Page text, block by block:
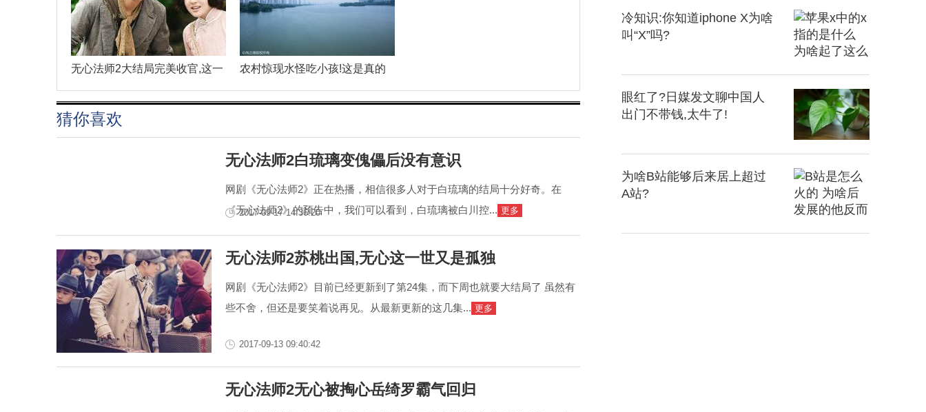
无心法师2大结局完美收官,这一 农村惊现水怪吃小孩!这是真的
猜你喜欢
无心法师2白琉璃变傀儡后没有意识
网剧《无心法师2》正在热播，相信很多人对于白琉璃的结局十分好奇。在
《无心法师2》的预告中，我们可以看到，白琉璃被白川控... 更多
2017-09-17 14:36:20
无心法师2苏桃出国,无心这一世又是孤独
网剧《无心法师2》目前已经更新到了第24集，而下周也就要大结局了 虽然有
些不舍，但还是要笑着说再见。从最新更新的这几集... 更多
2017-09-13 09:40:42
无心法师2无心被掏心岳绮罗霸气回归
冷知识:你知道iphone X为啥
叫“X”吗?
眼红了?日媒发文聊中国人
出门不带钱,太牛了!
为啥B站能够后来居上超过
A站?